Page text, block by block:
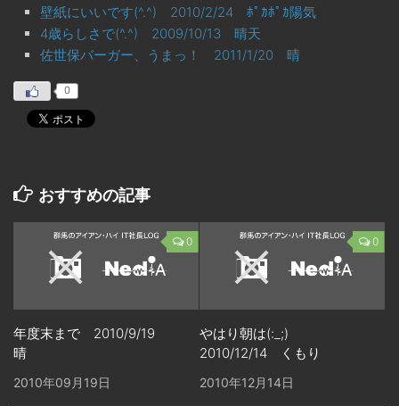
壁紙にいいです(^.^) 2010/2/24 ﾎﾟｶﾎﾟｶ陽気
4歳らしさで(^.^) 2009/10/13 晴天
佐世保バーガー、うまっ！ 2011/1/20 晴
0
おすすめの記事
0
年度末まで 2010/9/19
晴
2010年09月19日
0
やはり朝は(:_;)
2010/12/14 くもり
2010年12月14日